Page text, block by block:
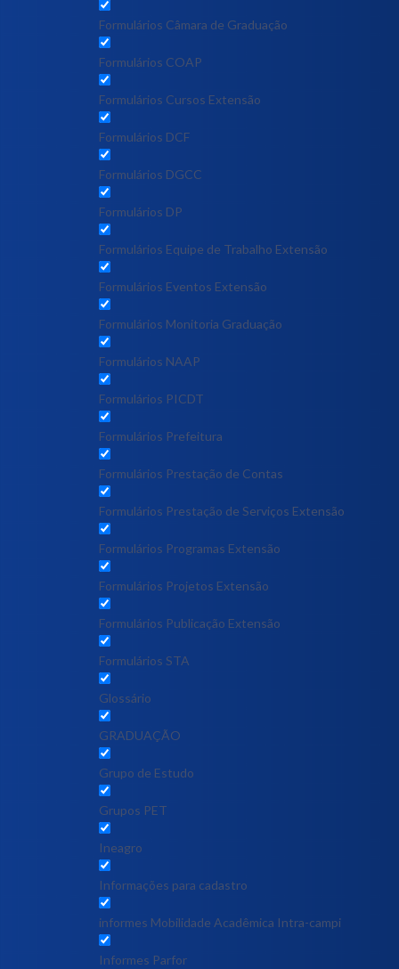
Formulários Câmara de Graduação
Formulários COAP
Formulários Cursos Extensão
Formulários DCF
Formulários DGCC
Formulários DP
Formulários Equipe de Trabalho Extensão
Formulários Eventos Extensão
Formulários Monitoria Graduação
Formulários NAAP
Formulários PICDT
Formulários Prefeitura
Formulários Prestação de Contas
Formulários Prestação de Serviços Extensão
Formulários Programas Extensão
Formulários Projetos Extensão
Formulários Publicação Extensão
Formulários STA
Glossário
GRADUAÇÃO
Grupo de Estudo
Grupos PET
Ineagro
Informações para cadastro
informes Mobilidade Acadêmica Intra-campi
Informes Parfor